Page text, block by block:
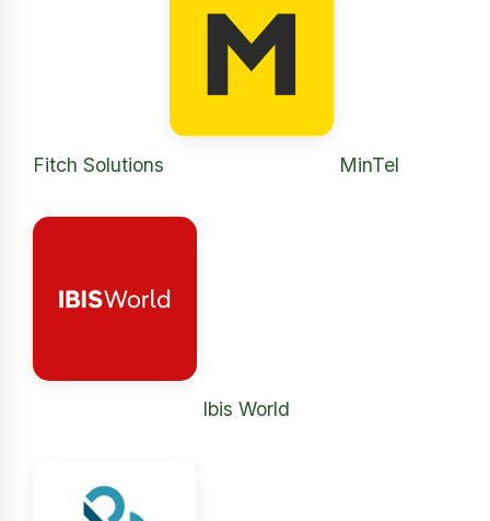
Fitch Solutions MinTel
Ibis World